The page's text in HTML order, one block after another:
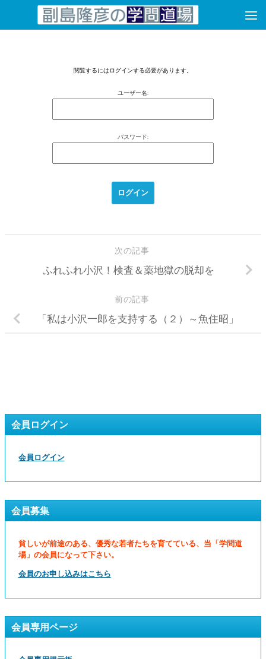
コンテンツへスキップ
閲覧するにはログインする必要があります。
ユーザー名:
パスワード:
次の記事
ふれふれ小沢！検査＆薬地獄の脱却を
前の記事
「私は小沢一郎を支持する（２）～魚住昭」
会員ログイン
会員ログイン
会員募集
貧しいが前途のある、優秀な若者たちを育てている、当「学問道
場」の会員になって下さい。
会員のお申し込みはこちら
会員専用ページ